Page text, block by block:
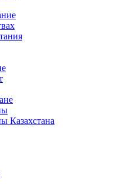
Казахстана